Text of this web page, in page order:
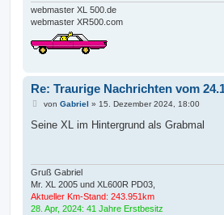
webmaster XL 500.de
webmaster XR500.com
Re: Traurige Nachrichten vom
B
i
von Gabriel » 15. Dezember 2024, 18:00
Seine XL im Hintergrund als Grabmal
Gruß Gabriel
Mr. XL 2005 und XL600R PD03,
Aktueller Km-Stand: 243.951km
28. Apr, 2024: 41 Jahre Erstbesitz